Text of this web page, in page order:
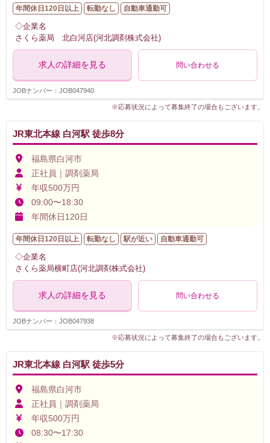
年間休日120日以上 転勤なし 自動車通勤可
◇企業名
さくら薬局 北白河店(河北調剤株式会社)
求人の詳細を見る 問い合わせる
JOBナンバー：JOB047940
※応募状況によって募集終了の場合もございます。
JR東北本線 白河駅 徒歩8分
福島県白河市
正社員｜調剤薬局
年収500万円
09:00〜18:30
年間休日120日
年間休日120日以上 転勤なし 駅が近い 自動車通勤可
◇企業名
さくら薬局横町店(河北調剤株式会社)
求人の詳細を見る 問い合わせる
JOBナンバー：JOB047938
※応募状況によって募集終了の場合もございます。
JR東北本線 白河駅 徒歩5分
福島県白河市
正社員｜調剤薬局
年収500万円
08:30〜17:30